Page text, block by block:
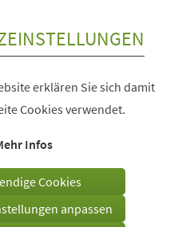
erklären Sie sich damit
Cookies verwendet.
Infos
Cookies
anpassen